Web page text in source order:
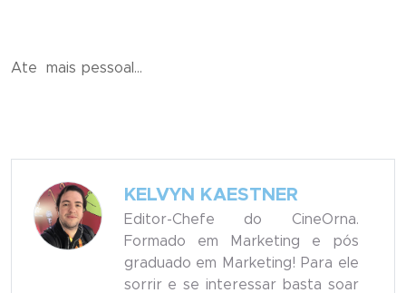
Ate mais pessoal…
KELVYN KAESTNER
Editor-Chefe do CineOrna.
Formado em Marketing e pós
graduado em Marketing! Para ele
sorrir e se interessar basta soar